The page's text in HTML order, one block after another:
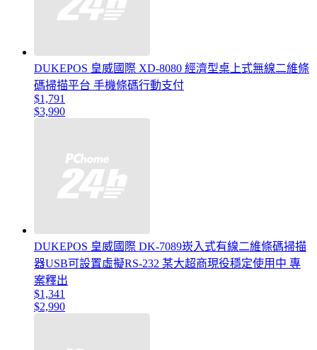
DUKEPOS 皇威國際 XD-8080 經濟型桌上式無線二維條
碼掃描平台 手機條碼行動支付
$1,791
$3,990
DUKEPOS 皇威國際 DK-7089崁入式有線二維條碼掃描
器USB可設置虛擬RS-232 某大超商現役穩定使用中 專
案釋出
$1,341
$2,990